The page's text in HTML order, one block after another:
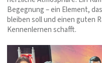
Begegnung – ein Element,
bleiben soll und einen guten
Kennenlernen schafft.